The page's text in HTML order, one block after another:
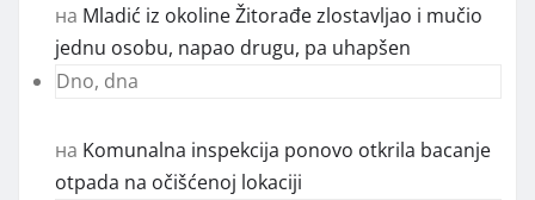
на Mladić iz okoline Žitorađe zlostavljao i mučio
jednu osobu, napao drugu, pa uhapšen
Dno, dna
на Komunalna inspekcija ponovo otkrila bacanje
otpada na očišćenoj lokaciji